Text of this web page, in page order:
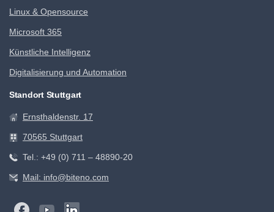
Linux & Opensource
Microsoft 365
Künstliche Intelligenz
Digitalisierung und Automation
Standort Stuttgart
Ernsthaldenstr. 17
70565 Stuttgart
Tel.: +49 (0) 711 – 48890-20
Mail: info@biteno.com